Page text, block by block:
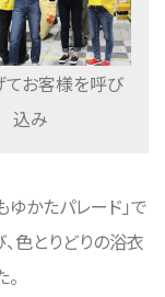
お客様を呼び
込み
かたパレード」で
色とりどりの浴衣